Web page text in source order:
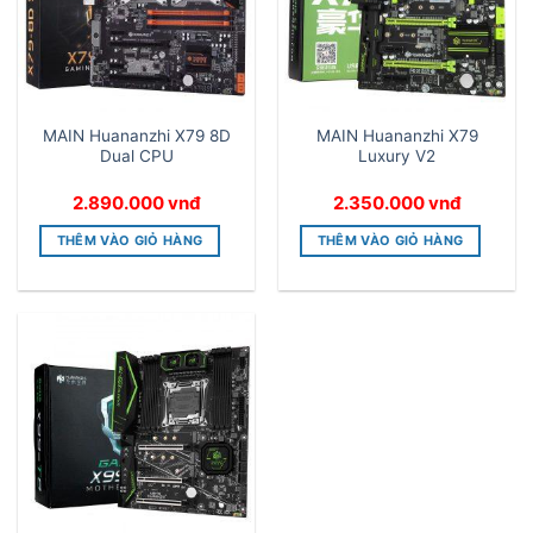
MAIN Huananzhi X79 8D
Dual CPU
2.890.000vnđ
THÊM VÀO GIỎ HÀNG
MAIN Huananzhi X79
Luxury V2
2.350.000vnđ
THÊM VÀO GIỎ HÀNG